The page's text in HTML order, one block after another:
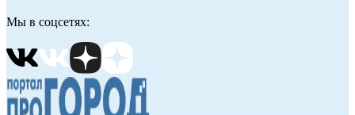
Мы в соцсетях: